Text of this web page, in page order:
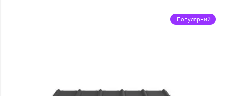
Популярний